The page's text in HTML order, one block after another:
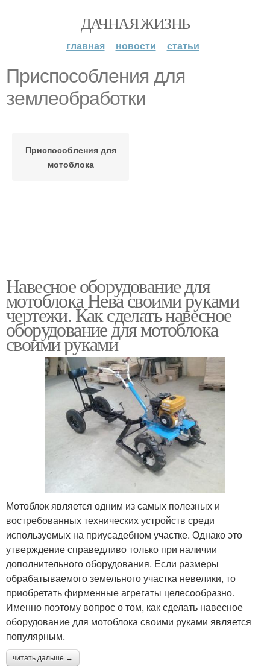
ДАЧНАЯ ЖИЗНЬ
главная новости статьи
Приспособления для
землеобработки
Приспособления для
мотоблока
Навесное оборудование для
мотоблока Нева своими руками
чертежи. Как сделать навесное
оборудование для мотоблока
своими руками
Мотоблок является одним из самых полезных и
востребованных технических устройств среди
используемых на приусадебном участке. Однако это
утверждение справедливо только при наличии
дополнительного оборудования. Если размеры
обрабатываемого земельного участка невелики, то
приобретать фирменные агрегаты целесообразно.
Именно поэтому вопрос о том, как сделать навесное
оборудование для мотоблока своими руками является
популярным.
читать дальше →